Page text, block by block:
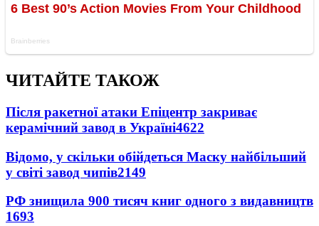
ЧИТАЙТЕ ТАКОЖ
Після ракетної атаки Епіцентр закриває
керамічний завод в Україні4622
Відомо, у скільки обійдеться Маску найбільший
у світі завод чипів2149
РФ знищила 900 тисяч книг одного з видавництв
1693